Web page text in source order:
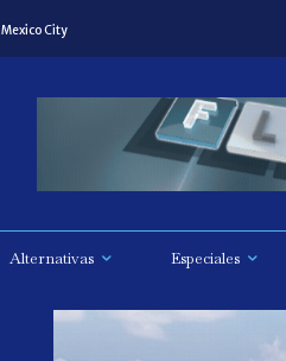
Mexico City
Alternativas Especiales